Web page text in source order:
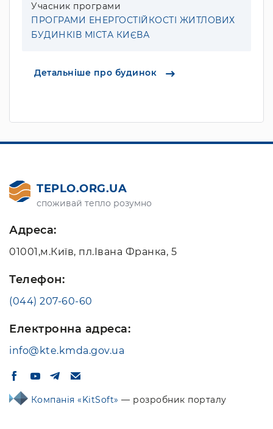
Учасник програми
ПРОГРАМИ ЕНЕРГОСТІЙКОСТІ ЖИТЛОВИХ
БУДИНКІВ МІСТА КИЄВА
Детальніше про будинок
TEPLO.ORG.UA
споживай тепло розумно
Адреса:
01001,м.Київ, пл.Івана Франка, 5
Телефон:
(044) 207-60-60
Електронна адреса:
info@kte.kmda.gov.ua
Компанія «KitSoft» — розробник порталу